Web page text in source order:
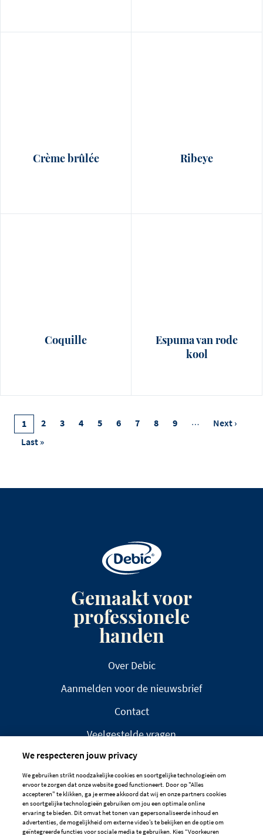
Crème brûlée Ribeye
Coquille
Espuma van rode
kool
Pagination
Current
Page
1 Page
2 Page
3 Page
4 Page
5 Page
6 Page
7 Page
8 Page
9 …
Next
Next ›
Last
Last »
Gemaakt voor
professionele
handen
Over Debic
Aanmelden voor de nieuwsbrief
Contact
Veelgestelde vragen
DISCLAIMER
PRIVACYBELEID
COOKIEBELEID
We respecteren jouw privacy
We gebruiken strikt noodzakelijke cookies en soortgelijke technologieën om
ervoor te zorgen dat onze website goed functioneert. Door op "Alles
accepteren" te klikken, ga je ermee akkoord dat wij en onze partners cookies
en soortgelijke technologieën gebruiken om jou een optimale online
ervaring te bieden. Dit omvat het tonen van gepersonaliseerde inhoud en
advertenties, de mogelijkheid om externe video’s te bekijken en de optie om
geïntegreerde functies voor sociale media te gebruiken. Kies “Voorkeuren